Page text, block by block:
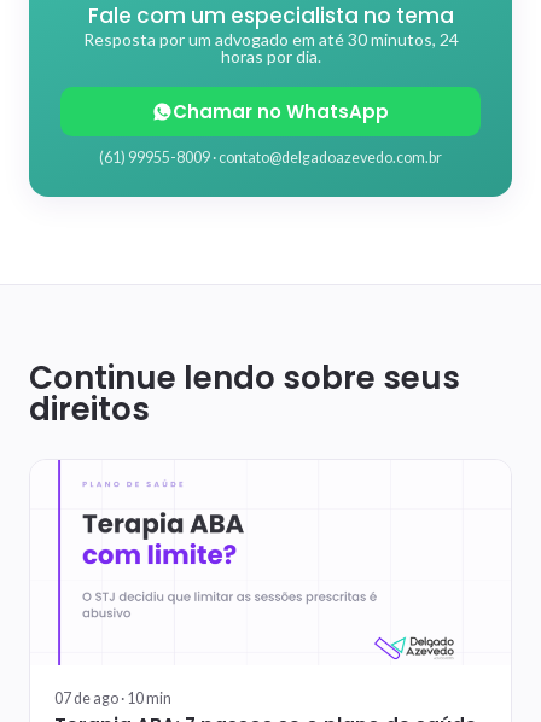
Fale com um especialista no tema
Resposta por um advogado em até 30 minutos, 24
horas por dia.
Chamar no WhatsApp
(61) 99955-8009 · contato@delgadoazevedo.com.br
Continue lendo sobre seus
direitos
07 de ago · 10min